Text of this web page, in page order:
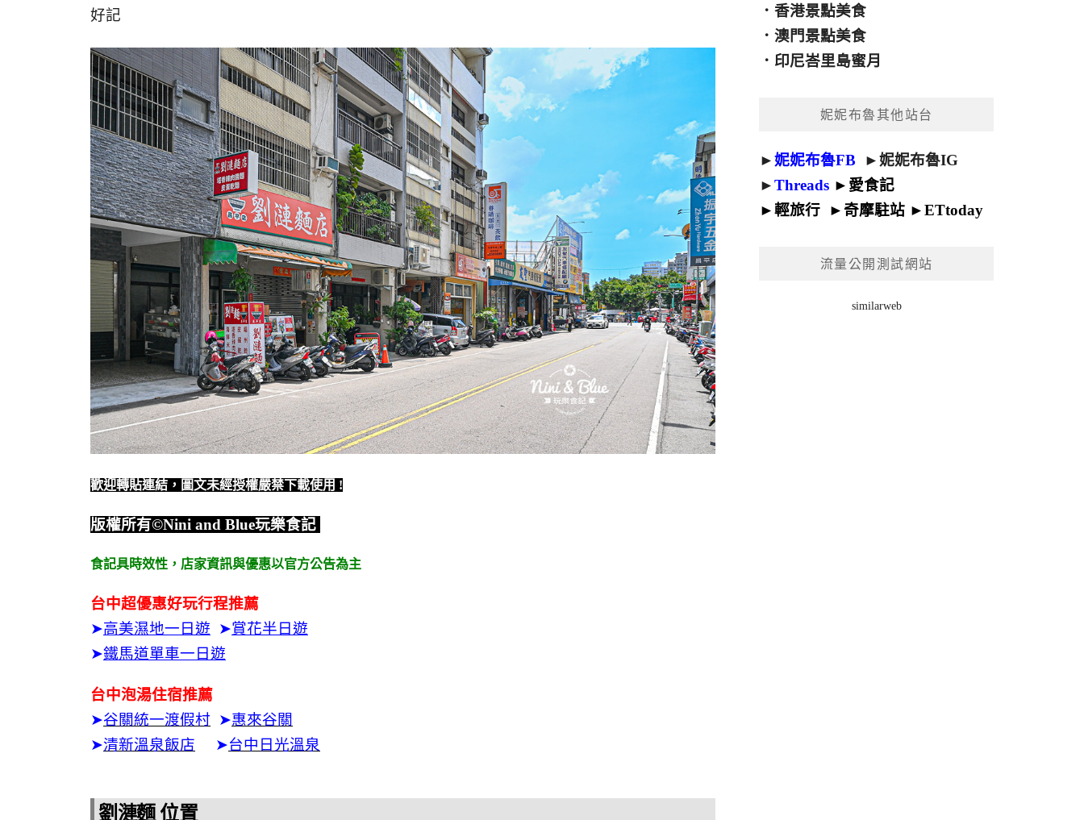
好記
歡迎轉貼連結，圖文未經授權嚴禁下載使用 !
版權所有©Nini and Blue玩樂食記
食記具時效性， 店家資訊與優惠以官方公告為主
台中超優惠好玩行程推薦
➤高美濕地一日遊 ➤賞花半日遊
➤鐵馬道單車一日遊
台中泡湯住宿推薦
➤谷關統一渡假村 ➤惠來谷關
➤清新溫泉飯店 ➤台中日光溫泉
劉漣麵 位置
．香港景點美食
．澳門景點美食
． 印尼峇里島蜜月
妮妮布魯其他站台
►妮妮布魯FB ►妮妮布魯IG
►Threads ► 愛食記
►輕旅行 ► 奇摩駐站 ►ETtoday
流量公開測試網站
similarweb